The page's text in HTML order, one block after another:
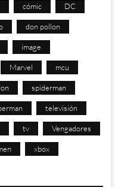
cómic DC
don pollon
image
Marvel mcu
spiderman
televisión
tv Vengadores
xbox